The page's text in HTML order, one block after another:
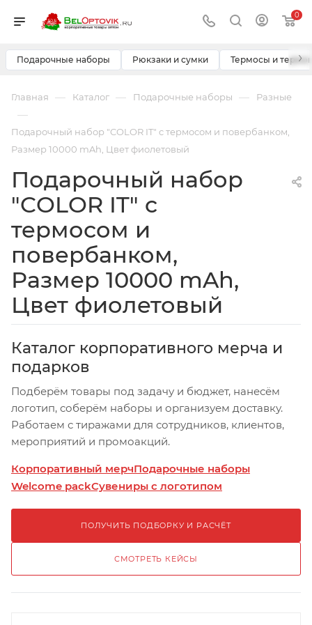
0
Подарочные наборы Рюкзаки и сумки Термосы и ›
Главная — Каталог — Подарочные наборы — Разные
—
Подарочный набор "COLOR IT" c термосом и повербанком,
Размер 10000 mAh, Цвет фиолетовый
Подарочный набор
"COLOR IT" c
термосом и
повербанком,
Размер 10000 mAh,
Цвет фиолетовый
Каталог корпоративного мерча и
подарков
Подберём товары под задачу и бюджет, нанесём
логотип, соберём наборы и организуем доставку.
Работаем с тиражами для сотрудников, клиентов,
мероприятий и промоакций.
Корпоративный мерчПодарочные наборы
Welcome packСувениры с логотипом
ПОЛУЧИТЬ ПОДБОРКУ И РАСЧЁТ
СМОТРЕТЬ КЕЙСЫ